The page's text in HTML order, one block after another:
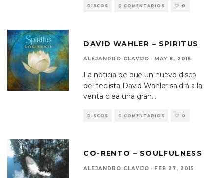
DISCOS 0 COMENTARIOS 0
DAVID WAHLER – SPIRITUS
ALEJANDRO CLAVIJO · MAY 8, 2015
La noticia de que un nuevo disco
del teclista David Wahler saldrá a la
venta crea una gran...
DISCOS 0 COMENTARIOS 0
CO-RENTO – SOULFULNESS
ALEJANDRO CLAVIJO · FEB 27, 2015